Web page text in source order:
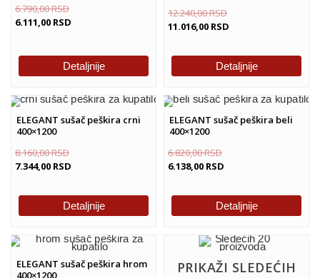
6.790,00RSD
6.111,00 RSD
Detaljnije
12.240,00RSD
11.016,00 RSD
Detaljnije
ELEGANT sušač peškira crni
400×1200
8.160,00RSD
7.344,00 RSD
Detaljnije
ELEGANT sušač peškira beli
400×1200
6.820,00RSD
6.138,00 RSD
Detaljnije
ELEGANT sušač peškira hrom
400×1200
PRIKAŽI SLEDEĆIH